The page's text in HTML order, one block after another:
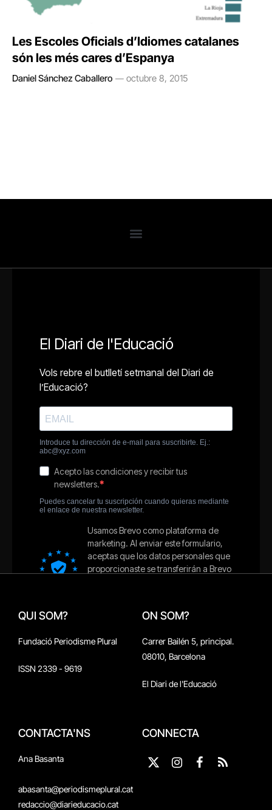
Les Escoles Oficials d’Idiomes catalanes
són les més cares d’Espanya
Daniel Sánchez Caballero octubre 8, 2015
QUI SOM?
Fundació Periodisme Plural
ISSN 2339 - 9619
ON SOM?
Carrer Bailén 5, principal.
08010, Barcelona
El Diari de l'Educació
CONTACTA'NS
Ana Basanta
abasanta@periodismeplural.cat
redaccio@diarieducacio.cat
CONNECTA
X
Instagram
Facebook
RSS